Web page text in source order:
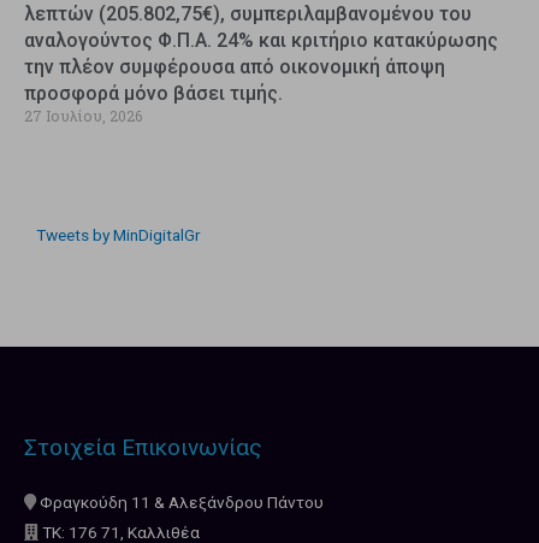
λεπτών (205.802,75€), συμπεριλαμβανομένου του
αναλογούντος Φ.Π.Α. 24% και κριτήριο κατακύρωσης
την πλέον συμφέρουσα από οικονομική άποψη
προσφορά μόνο βάσει τιμής.
27 Ιουλίου, 2026
Tweets by MinDigitalGr
Στοιχεία Επικοινωνίας
Φραγκούδη 11 & Αλεξάνδρου Πάντου
ΤΚ: 176 71, Καλλιθέα